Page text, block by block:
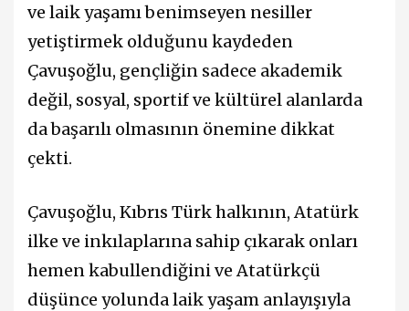
ve laik yaşamı benimseyen nesiller
yetiştirmek olduğunu kaydeden
Çavuşoğlu, gençliğin sadece akademik
değil, sosyal, sportif ve kültürel alanlarda
da başarılı olmasının önemine dikkat
çekti.
Çavuşoğlu, Kıbrıs Türk halkının, Atatürk
ilke ve inkılaplarına sahip çıkarak onları
hemen kabullendiğini ve Atatürkçü
düşünce yolunda laik yaşam anlayışıyla